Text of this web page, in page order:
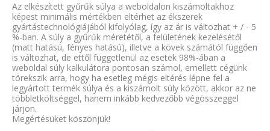
Az elkészített gyűrűk súlya a weboldalon kiszámoltakhoz
képest minimális mértékben eltérhet az ékszerek
gyártástechnológiájából kifolyólag, így az ár is változhat + / - 5
%-ban. A súly a gyűrűk méretétől, a felületének kezelésétől
(matt hatású, fényes hatású), illetve a kövek számától függően
is változhat, de ettől függetlenül az esetek 98%-ában a
weboldal súly kalkulátora pontosan számol, emellett cégünk
törekszik arra, hogy ha esetleg mégis eltérés lépne fel a
legyártott termék súlya és a kiszámolt súly között, akkor az ne
többletköltséggel, hanem inkább kedvezőbb végösszeggel
járjon.
Megértésüket köszönjük!